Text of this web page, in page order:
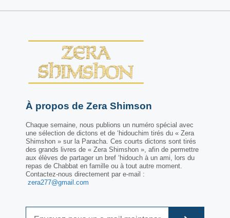
À propos de Zera Shimson
Chaque semaine, nous publions un numéro spécial avec
une sélection de dictons et de ‘hidouchim tirés du « Zera
Shimshon » sur la Paracha. Ces courts dictons sont tirés
des grands livres de « Zera Shimshon », afin de permettre
aux élèves de partager un bref ‘hidouch à un ami, lors du
repas de Chabbat en famille ou à tout autre moment.
Contactez-nous directement par e-mail :
zera277@gmail.com